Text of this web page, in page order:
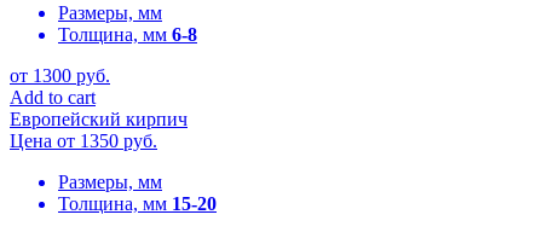
Размеры, мм
Толщина, мм 6-8
от 1300 руб.
Add to cart
Европейский кирпич
Цена от 1350 руб.
Размеры, мм
Толщина, мм 15-20